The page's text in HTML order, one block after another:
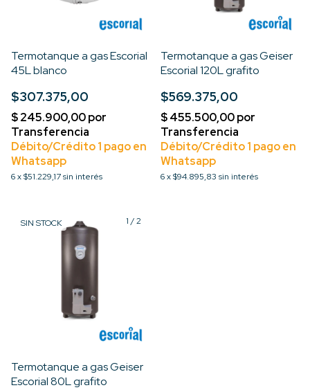
Termotanque a gas Escorial
45L blanco
$307.375,00
6x$51.229,17sin interés
Termotanque a gas Geiser
Escorial 120L grafito
$569.375,00
6x$94.895,83 sin interés
1 /2
SIN STOCK
Termotanque a gas Geiser
Escorial 80L grafito